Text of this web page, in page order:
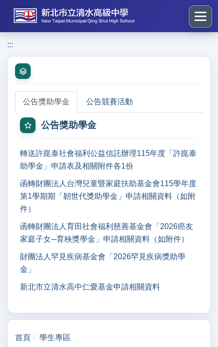
到
容
區
塊
:::
公告獎助學金 公告競賽活動
公告獎助學金
轉送許崑泰社會福利公益信託辦理115年度「許崑泰
助學金」申請表及相關附件各1份
函轉財團法人台灣兒童暨家庭扶助基金會115學年度
第1學期期「韌世代獎助學金」申請相關資料（如附
件）
函轉財團法人育田社會福利慈善基金會「2026癌友
家庭子女─育秧獎學金」申請相關資料（如附件）
財團法人罕見疾病基金會「2026罕見疾病獎助學
金」
新北市立清水高中仁愛基金申請相關資料
首頁 學生專區